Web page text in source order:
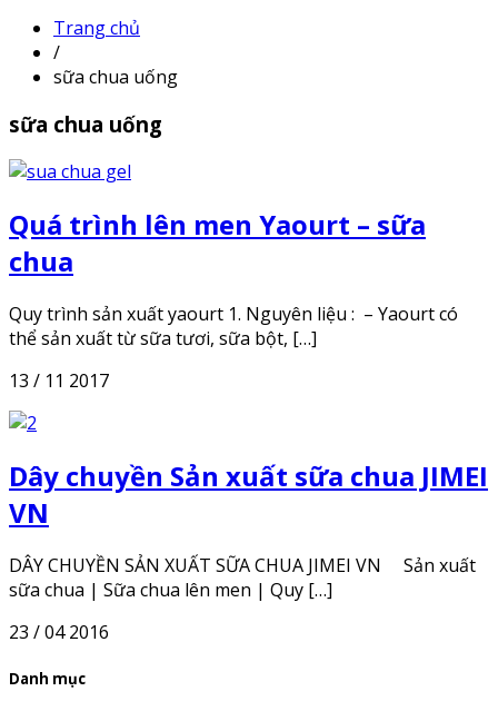
Trang chủ
/
sữa chua uống
sữa chua uống
Quá trình lên men Yaourt – sữa
chua
Quy trình sản xuất yaourt 1. Nguyên liệu : – Yaourt có
thể sản xuất từ sữa tươi, sữa bột, […]
13 / 11 2017
Dây chuyền Sản xuất sữa chua JIMEI
VN
DÂY CHUYỀN SẢN XUẤT SỮA CHUA JIMEI VN Sản xuất
sữa chua | Sữa chua lên men | Quy […]
23 / 04 2016
Danh mục